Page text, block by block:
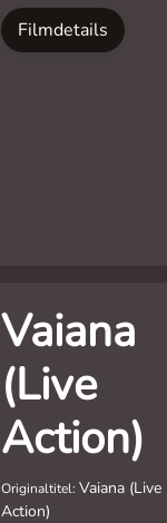
Filmdetails
Vaiana
(Live
Action)
Originaltitel: Vaiana (Live
Action)